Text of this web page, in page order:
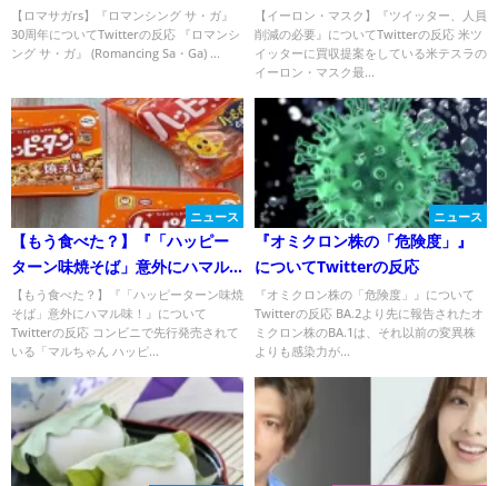
の反応
【ロマサガrs】『ロマンシング サ・ガ』
30周年についてTwitterの反応 『ロマンシ
ング サ・ガ』 (Romancing Sa・Ga) ...
てTwitterの反応
【イーロン・マスク】『ツイッター、人員
削減の必要』についてTwitterの反応 米ツ
イッターに買収提案をしている米テスラの
イーロン・マスク最...
ニュース
【もう食べた？】『「ハッピー
ターン味焼そば」意外にハマル
味！』についてTwitterの反応
【もう食べた？】『「ハッピーターン味焼
そば」意外にハマル味！』について
Twitterの反応 コンビニで先行発売されて
いる「マルちゃん ハッピ...
ニュース
『オミクロン株の「危険度」』
についてTwitterの反応
『オミクロン株の「危険度」』について
Twitterの反応 BA.2より先に報告されたオ
ミクロン株のBA.1は、それ以前の変異株
よりも感染力が...